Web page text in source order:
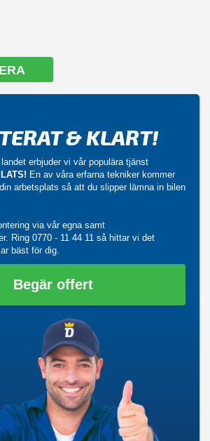
& KLART!
erbjuder vi vår populära tjänst
En av våra erfarna tekniker kommer
arbetsplats så att du slipper lämna in bilen
via vår egna samt
Ring 0770 - 11 44 11 så hittar vi det
bäst för dig.
Begär offert